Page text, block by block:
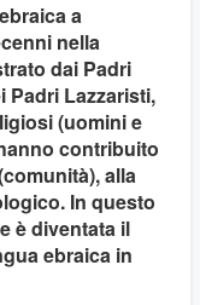
a
nella
dai Padri
Padri Lazzaristi,
(uomini e
contribuito
alla
In questo
è diventata il
ebraica in